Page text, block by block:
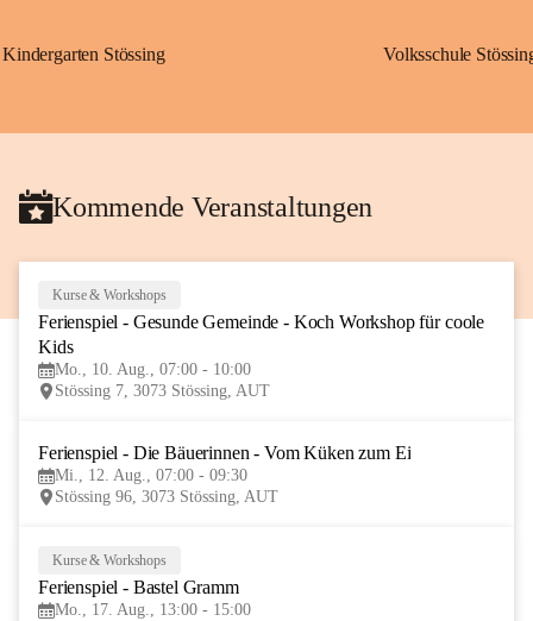
Kindergarten Stössing Volksschule
Kommende Veranstaltungen
AUG
Kurse & Workshops
Ferienspiel - Gesunde Gemeinde - Koch Workshop für coole
Kids
Mo., 10. Aug., 07:00 - 10:00
Stössing 7, 3073 Stössing, AUT
Ferienspiel - Die Bäuerinnen - Vom Küken zum Ei
Mi., 12. Aug., 07:00 - 09:30
Stössing 96, 3073 Stössing, AUT
Kurse & Workshops
Ferienspiel - Bastel Gramm
Mo., 17. Aug., 13:00 - 15:00